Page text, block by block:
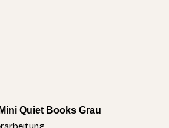
Quiet Books Grau